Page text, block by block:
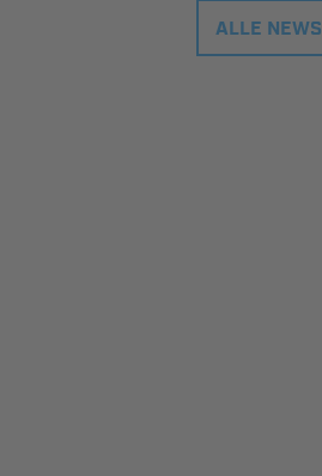
ALLE NEWS